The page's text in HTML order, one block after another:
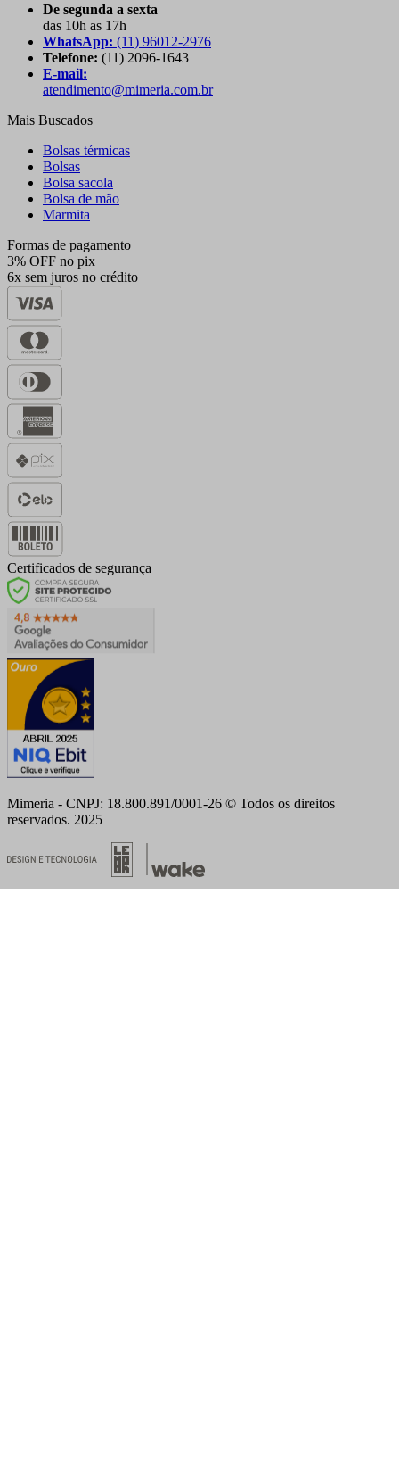
De segunda a sexta
das 10h as 17h
WhatsApp: (11) 96012-2976
Telefone: (11) 2096-1643
E-mail:
atendimento@mimeria.com.br
Mais Buscados
Bolsas térmicas
Bolsas
Bolsa sacola
Bolsa de mão
Marmita
Formas de pagamento
3% OFF no pix
6x sem juros no crédito
Certificados de segurança
Mimeria - CNPJ: 18.800.891/0001-26 © Todos os direitos
reservados. 2025